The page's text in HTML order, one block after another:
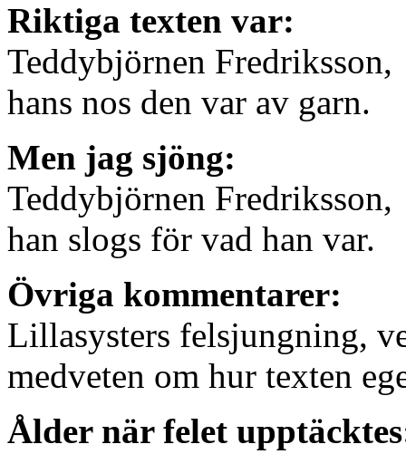
Riktiga texten var:
Teddybjörnen Fredriksson,
hans nos den var av garn.
Men jag sjöng:
Teddybjörnen Fredriksson,
han slogs för vad han var.
Övriga kommentarer:
Lillasysters felsjungning,
medveten om hur texten
Ålder när felet